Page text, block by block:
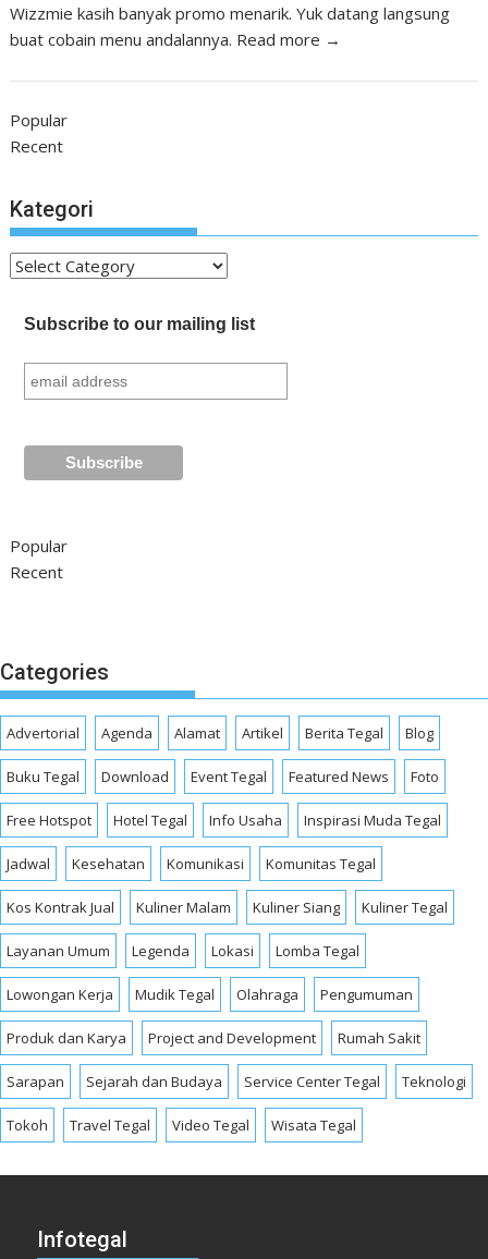
Wizzmie kasih banyak promo menarik. Yuk datang langsung
buat cobain menu andalannya. Read more →
Popular
Recent
Kategori
Kategori
Subscribe to our mailing list
Popular
Recent
Categories
Advertorial Agenda Alamat Artikel Berita Tegal Blog
Buku Tegal Download Event Tegal Featured News Foto
Free Hotspot Hotel Tegal Info Usaha Inspirasi Muda Tegal
Jadwal Kesehatan Komunikasi Komunitas Tegal
Kos Kontrak Jual Kuliner Malam Kuliner Siang Kuliner Tegal
Layanan Umum Legenda Lokasi Lomba Tegal
Lowongan Kerja Mudik Tegal Olahraga Pengumuman
Produk dan Karya Project and Development Rumah Sakit
Sarapan Sejarah dan Budaya Service Center Tegal Teknologi
Tokoh Travel Tegal Video Tegal Wisata Tegal
Infotegal